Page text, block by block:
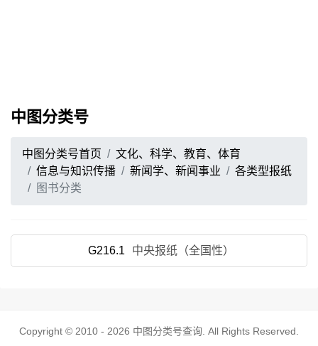
中图分类号
中图分类号首页
文化、科学、教育、体育
信息与知识传播
新闻学、新闻事业
各类型报纸
图书分类
G216.1 中央报纸（全国性）
Copyright © 2010 - 2026 中图分类号查询 . All Rights Reserved.